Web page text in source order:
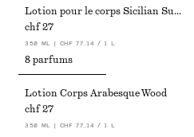
Lotion pour le corps Sicilian Sunrise
chf 27
350 ML | CHF 77.14 / 1 L
8 parfums
Lotion Corps Arabesque Wood
chf 27
350 ML | CHF 77.14 / 1 L